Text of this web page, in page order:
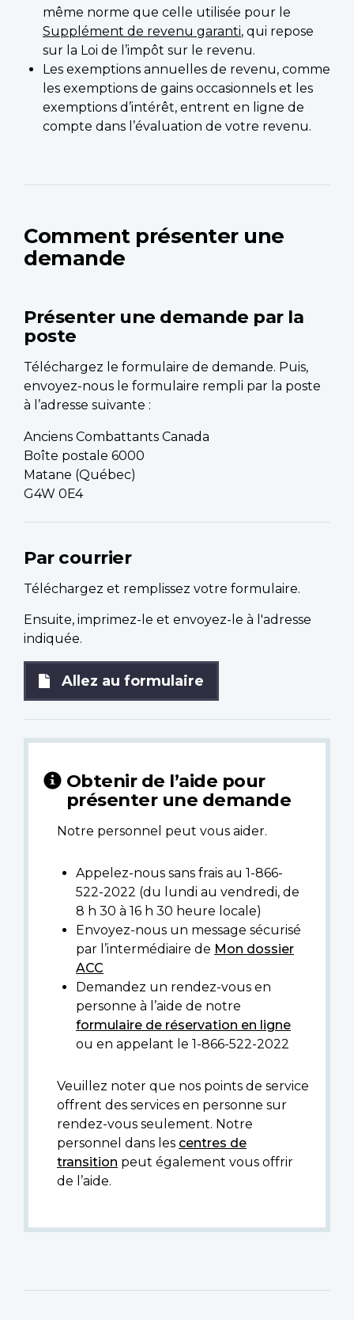
même norme que celle utilisée pour le
Supplément de revenu garanti, qui repose
sur la Loi de l’impôt sur le revenu.
Les exemptions annuelles de revenu, comme
les exemptions de gains occasionnels et les
exemptions d’intérêt, entrent en ligne de
compte dans l’évaluation de votre revenu.
Comment présenter une
demande
Présenter une demande par la
poste
Téléchargez le formulaire de demande. Puis,
envoyez-nous le formulaire rempli par la poste
à l’adresse suivante :
Anciens Combattants Canada
Boîte postale 6000
Matane (Québec)
G4W 0E4
Par courrier
Téléchargez et remplissez votre formulaire.
Ensuite, imprimez-le et envoyez-le à l'adresse
indiquée.
Allez au formulaire
Obtenir de l’aide pour
présenter une demande
Notre personnel peut vous aider.
Appelez-nous sans frais au 1-866-
522-2022 (du lundi au vendredi, de
8 h 30 à 16 h 30 heure locale)
Envoyez-nous un message sécurisé
par l’intermédiaire de Mon dossier
ACC
Demandez un rendez-vous en
personne à l’aide de notre
formulaire de réservation en ligne
ou en appelant le 1-866-522-2022
Veuillez noter que nos points de service
offrent des services en personne sur
rendez-vous seulement. Notre
personnel dans les centres de
transition peut également vous offrir
de l’aide.